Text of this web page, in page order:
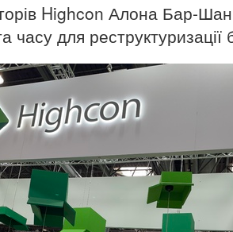
Highcon Алона Бар-
для реструктуризації